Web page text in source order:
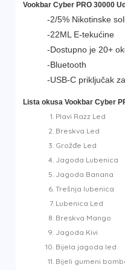
Vookbar Cyber PRO 30000
-2/5% Nikotinske
-22ML E-tekućine
-Dostupno je 20+
-Bluetooth
-USB-C priključak
Lista okusa Vookbar Cyber
Plavi Razz Led
Breskva Led
Grožđe Led
Jagoda Lubenica
Jagoda Banana
Trešnja lubenica
Lubenica Led
Breskva Mango
Jagoda Kivi
Bijela jagoda led
Bijeli gumeni